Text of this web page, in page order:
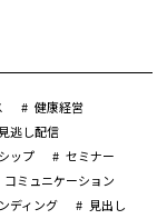
健康経営
見逃し配信
ップ
セミナー
コミュニケーション
ディング
見出し